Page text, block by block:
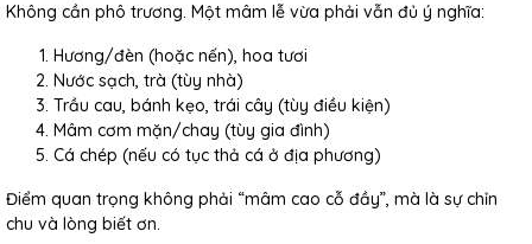
Không cần phô trương. Một mâm lễ vừa phải vẫn đủ ý nghĩa:
Hương/đèn (hoặc nến), hoa tươi
Nước sạch, trà (tùy nhà)
Trầu cau, bánh kẹo, trái cây (tùy điều kiện)
Mâm cơm mặn/chay (tùy gia đình)
Cá chép (nếu có tục thả cá ở địa phương)
Điểm quan trọng không phải “mâm cao cỗ đầy”, mà là sự chỉn
chu và lòng biết ơn.